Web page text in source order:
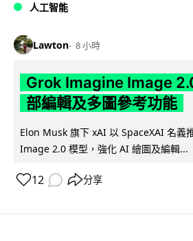
人工智能
Lawton 8 小時
Grok Imagine Image
部編輯及多圖參考功能
Elon Musk 旗下 xAI 以 SpaceXAI 名義
Image 2.0 模型，強化 AI 繪圖及編輯...
12 分享